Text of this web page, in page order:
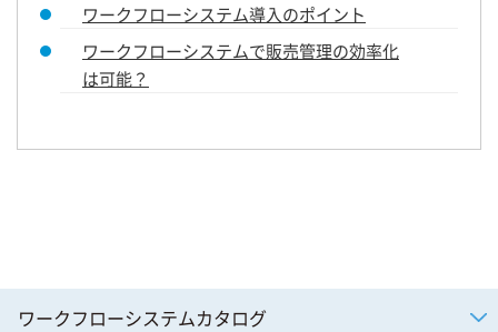
ワークフローシステム導入のポイント
ワークフローシステムで販売管理の効率化
は可能？
ワークフローシステムカタログ